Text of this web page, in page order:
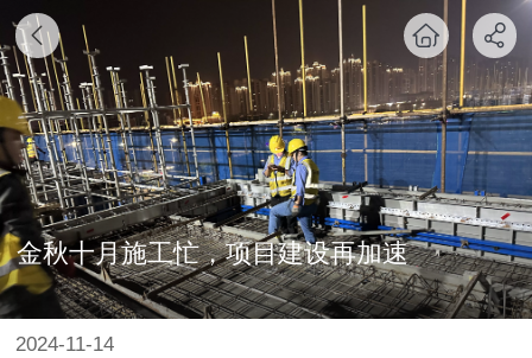
金秋十月施工忙，项目建设再加速
2024-11-14